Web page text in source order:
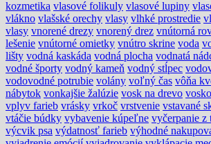
kozmetika vlasové folikuly vlasové lupiny
vlákno vlašské orechy vlasy vlhké prostredie
vlasy vnorené drezy vnorený drez vnútorná
lešenie vnútorné omietky vnútro skrine voda
lišty vodná kaskáda vodná plocha vodnatá
vodné športy vodný kameň vodný stĺpec
vodovodné potrubie volány voľný čas vôňa
nábytok vonkajšie žalúzie vosk na drevo
vplyv farieb vrásky vrkoč vrstvenie vstavané
vtáčie búdky vybavenie kúpeľne vyčerpanie z
výcvik psa výdatnosť farieb výhodné